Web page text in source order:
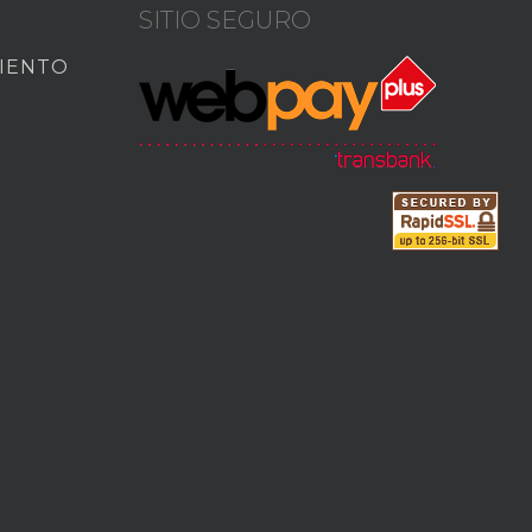
SITIO SEGURO